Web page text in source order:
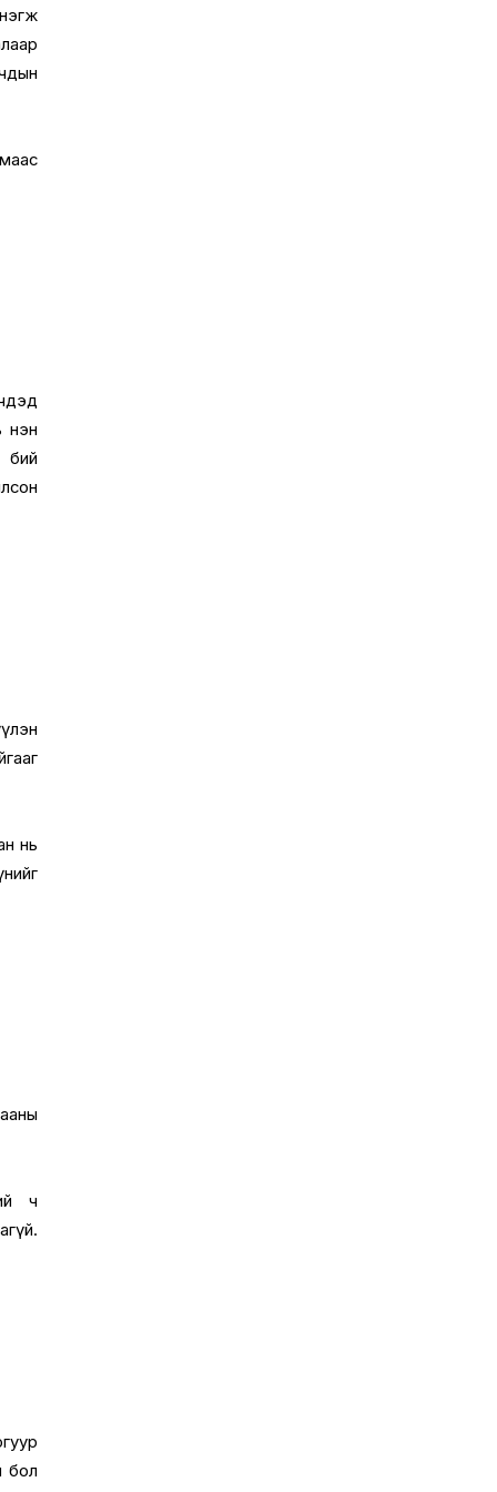
нэн
бий
нь
ч
бол